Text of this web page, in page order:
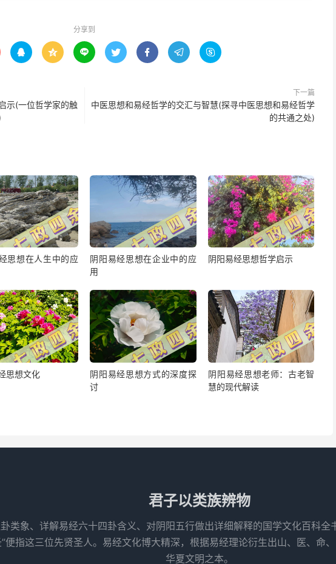
分享到
      
示(一位哲学家的触
下一篇
中医思想和易经哲学的交汇与智慧(探寻中医思想和易经哲学
的共通之处)
思想在人生中的应
阴阳易经思想在企业中的应
用
阴阳易经思想哲学启示
思想文化
阴阳易经思想方式的深度探
讨
阴阳易经思想老师：古老智
慧的现代解读
君子以类族辨物
类象、详解易经六十四卦含义、对阴阳五行做出详细解释的国学文化百科
便指这三位先贤圣人。易经文化博大精深，根据易经理论衍生出山、医、命
华夏文明之本。